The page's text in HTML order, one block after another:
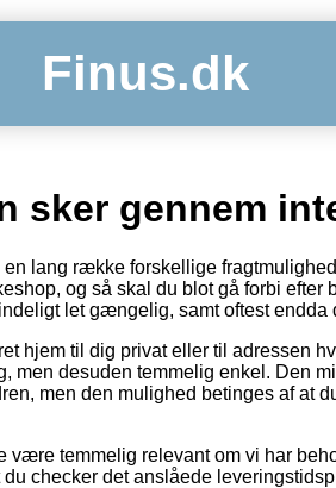
Finus.dk
sker gennem
lang række forskellige
og så skal du blot gå forbi efter
let gængelig, samt oftest endda
hjem til dig privat eller til adressen
men desuden temmelig enkel. Den
men den mulighed betinges af at
temmelig relevant om vi har
checker det anslåede